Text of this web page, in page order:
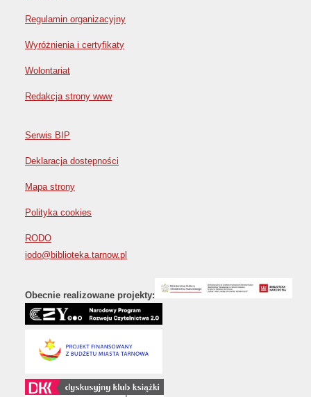
Regulamin organizacyjny
Wyróżnienia i certyfikaty
Wolontariat
Redakcja strony www
Serwis BIP
Deklaracja dostępności
Mapa strony
Polityka cookies
RODO
iodo@biblioteka.tarnow.pl
Obecnie realizowane projekty: